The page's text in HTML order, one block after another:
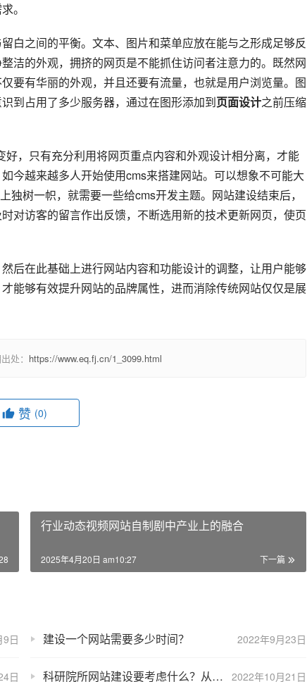
。
白之间的平衡。文本、图片和菜单应放在能与之形成足够反
洁的外观，拥挤的网页是不能抓住访问者注意力的。既然网
要有华丽的外观，并且还要有流量，也就是用户浏览量。图
到占用了多少服务器，通过在图形添加到页面设计之前压缩
，只有充分利用将网页重点内容和外观设计相分离，才能
今越来越多人开始使用cms来搭建网站。可以想象不可能大
树一帜，就需要一些给cms开发主题。网站建设结束后，
对访客的留言作出反馈，不断选用新的技术更新网页，使页
在此基础上进行网站内容和功能设计的调整，让用户能够
能够有效提升网站的品牌属性，进而消除传统网站仅仅是展
处： https://www.eq.fj.cn/1_3099.html
赞 (0)
行业动态视频网站自制剧中产业上的融合
下一篇
2025年4月20日 am10:27
日 2022年9月23日
建设一个网站需要多少时间？
日 2022年10月21日
科研院所网站建设要考虑什么？从哪些角度出发？